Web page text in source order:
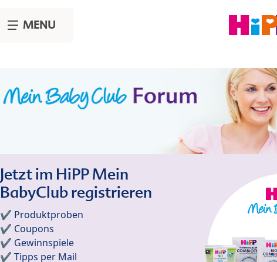
MENU
Jetzt im HiPP Mein
BabyClub registrieren
✔️ Produktproben
✔️ Coupons
✔️ Gewinnspiele
✔️ Tipps per Mail